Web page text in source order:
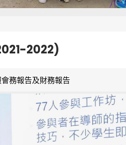
2022)
務報告及財務報告